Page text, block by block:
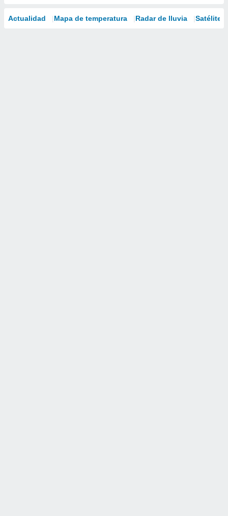
Actualidad Mapa de temperatura Radar de lluvia Satélites